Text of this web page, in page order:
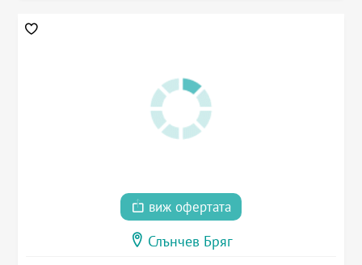
виж офертата
Слънчев Бряг